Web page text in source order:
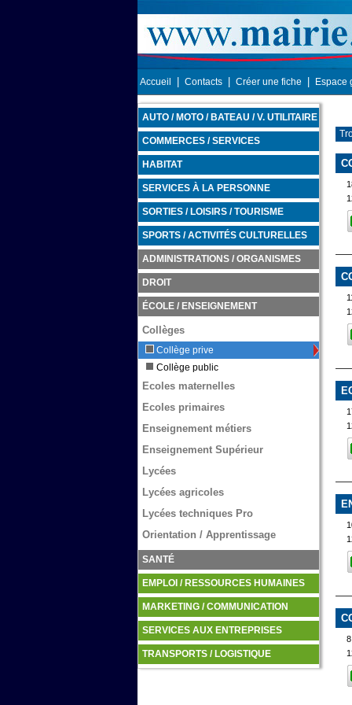
Accueil Contacts Créer une fiche Espace
AUTO / MOTO / BATEAU / V. UTILITAIRE
COMMERCES / SERVICES
HABITAT
SERVICES À LA PERSONNE
SORTIES / LOISIRS / TOURISME
SPORTS / ACTIVITÉS CULTURELLES
ADMINISTRATIONS / ORGANISMES
DROIT
ÉCOLE / ENSEIGNEMENT
Collèges
Collège prive
Collège public
Ecoles maternelles
Ecoles primaires
Enseignement métiers
Enseignement Supérieur
Lycées
Lycées agricoles
Lycées techniques Pro
Orientation / Apprentissage
SANTÉ
EMPLOI / RESSOURCES HUMAINES
MARKETING / COMMUNICATION
SERVICES AUX ENTREPRISES
TRANSPORTS / LOGISTIQUE